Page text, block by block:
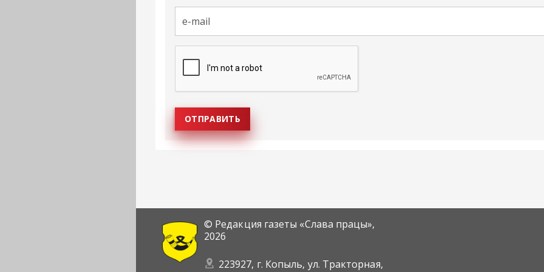
© Редакция газеты «Слава працы»,
2026
223927, г. Копыль, ул. Тракторная,